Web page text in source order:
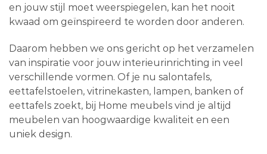
en jouw stijl moet weerspiegelen, kan het nooit
kwaad om geïnspireerd te worden door anderen.
Daarom hebben we ons gericht op het verzamelen
van inspiratie voor jouw interieurinrichting in veel
verschillende vormen. Of je nu salontafels,
eettafelstoelen, vitrinekasten, lampen, banken of
eettafels zoekt, bij Home meubels vind je altijd
meubelen van hoogwaardige kwaliteit en een
uniek design.